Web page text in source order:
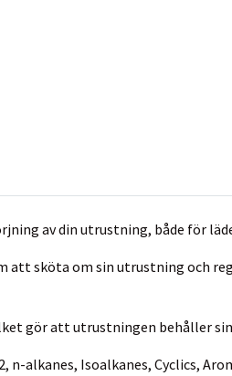
av din utrustning, både för
att sköta om sin utrustning och
gör att utrustningen behåller
n-alkanes, Isoalkanes, Cyclics,